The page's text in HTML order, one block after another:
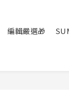
編輯嚴選🎁